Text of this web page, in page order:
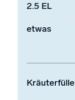
2.5 EL
etwas
Kräuterfülle